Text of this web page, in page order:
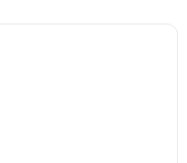
STD до 80 кг белый